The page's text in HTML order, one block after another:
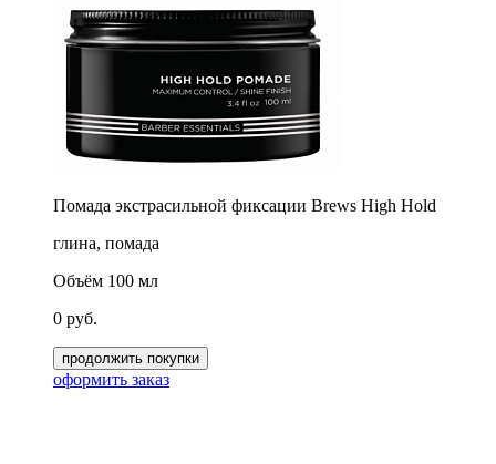
Помада экстрасильной фиксации Brews High Hold
глина, помада
Объём 100 мл
0 руб.
продолжить покупки
оформить заказ